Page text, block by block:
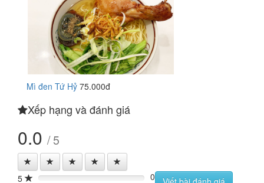
Mì đen Tứ Hỷ 75.000đ
Xếp hạng và đánh giá
0.0 / 5
5 0%
0